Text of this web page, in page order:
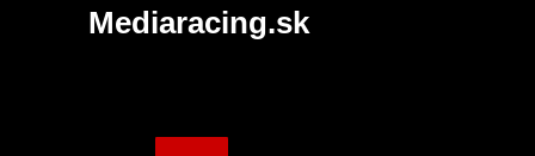
Mediaracing.sk